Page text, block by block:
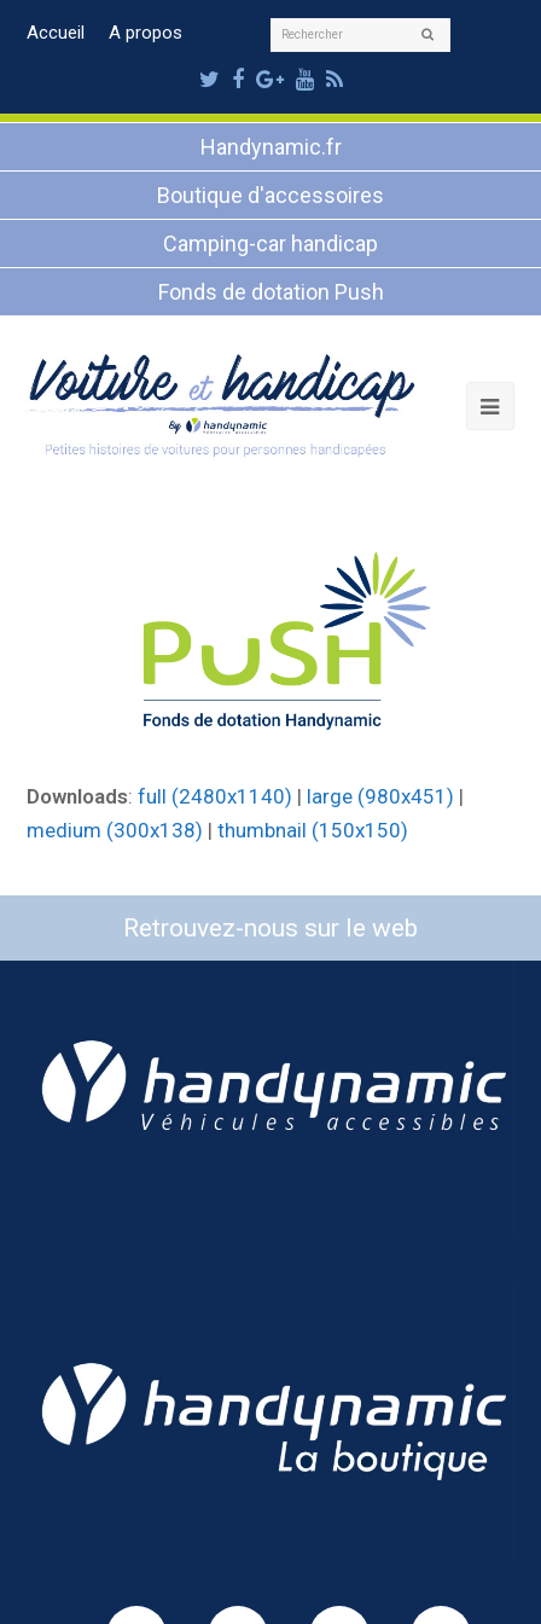
Accueil A propos Rechercher
Twitter
Facebook
Google
Plus
Youtube
RSS
Handynamic.fr
Boutique d'accessoires
Camping-car handicap
Fonds de dotation Push
Downloads:full (2480x1140) | large (980x451) |
medium (300x138) |thumbnail (150x150)
Retrouvez-nous sur le web